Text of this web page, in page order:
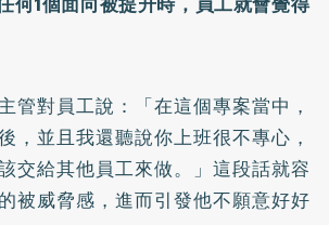
管對員工說：「在這個專案當中，
，並且我還聽說你上班很不專心，
交給其他員工來做。」這段話就容
被威脅感，進而引發他不願意好好